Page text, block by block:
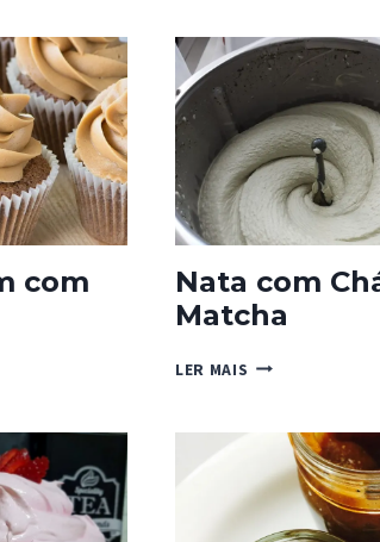
com
Nata com
Matcha
LER MAIS NATA
MATCHA